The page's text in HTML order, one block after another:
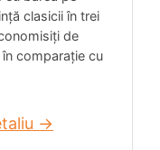
clasicii în trei
de
comparație cu
→